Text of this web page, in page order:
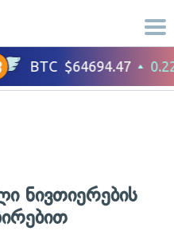
ნივთიერების